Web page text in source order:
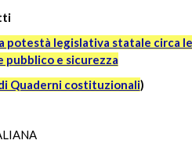
potestà legislativa statale circa
pubblico e sicurezza
Quaderni costituzionali)